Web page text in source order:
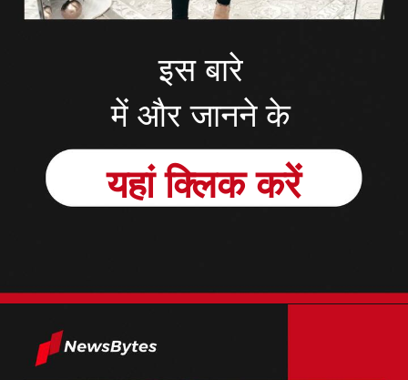
इस बारे
में और जानने के
यहां क्लिक करें